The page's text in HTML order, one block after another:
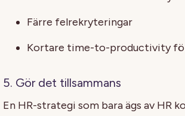
Färre felrekryteringar
Kortare time-to-productivity
5. Gör det tillsammans
En HR-strategi som bara ägs av HR